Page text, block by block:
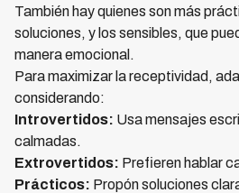
También hay quienes son más
soluciones, y los sensibles, que
manera emocional.
Para maximizar la receptividad,
considerando:
Introvertidos: Usa mensajes
calmadas.
Extrovertidos: Prefieren hablar
Prácticos: Propón soluciones